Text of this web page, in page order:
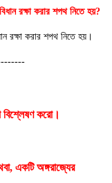
রক্ষা করার শপথ নিতে হয়?
রক্ষা করার শপথ নিতে হয়।
বিশ্লেষণ করো।
একটি অঙ্গরাজ্যের